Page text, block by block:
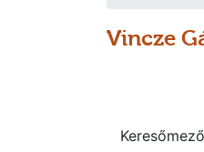
Vincze
Keresőmező